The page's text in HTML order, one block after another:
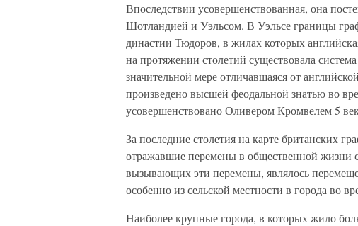
Впоследствии усовершенствованная, она
Шотландией и Уэльсом. В Уэльсе границы
династии Тюдоров, в жилах которых
на протяжении столетий существовала
значительной мере отличавшаяся от
произведено высшей феодальной знатью во
усовершенствовано Оливером Кромвелем 5
За последние столетия на карте британских
отражавшие перемены в общественной
вызывающих эти перемены, являлось
особенно из сельской местности в города во
Наиболее крупные города, в которых жило